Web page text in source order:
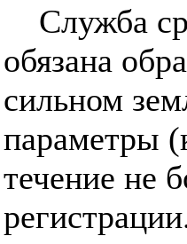
Служба
обязана
сильном
параметры
течение не